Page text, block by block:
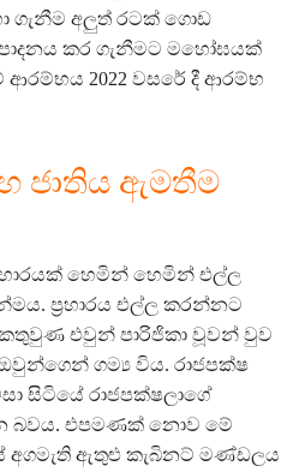
ගැනීම අලුත් රටක් ගොඩ
කර ගැනීමට මහෝඝයක්
2022 වසරේ දී ආරම්භ
ජාතිය ඇමතීම
හෙමින් හෙමින් එල්ල
ප්‍රහාරය එල්ල කරන්නට
එවුන් පාරිජිකා වූවන් වුව
ගම්‍ය විය. රාජපක්ෂ
සිටියේ රාජපක්ෂලාගේ
බවය. එපමණක් නොව මේ
අගමැති ඇතුළු කැබිනට් මණ්ඩලය